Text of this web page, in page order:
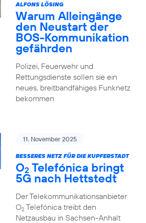
ALFONS LÖSING
Warum Alleingänge
den Neustart der
BOS-Kommunikation
gefährden
Polizei, Feuerwehr und
Rettungsdienste sollen sie ein
neues, breitbandfähiges Funknetz
bekommen
11. November 2025
BESSERES NETZ FÜR DIE KUPFERSTADT
O2 Telefónica bringt
5G nach Hettstedt
Der Telekommunikationsanbieter
O2Telefónica treibt den
Netzausbau in Sachsen-Anhalt